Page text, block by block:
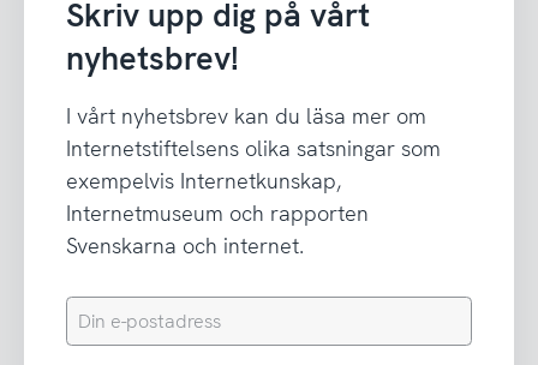
Skriv upp dig på vårt
nyhetsbrev!
I vårt nyhetsbrev kan du läsa mer om
Internetstiftelsens olika satsningar som
exempelvis Internetkunskap,
Internetmuseum och rapporten
Svenskarna och internet.
Din
e-